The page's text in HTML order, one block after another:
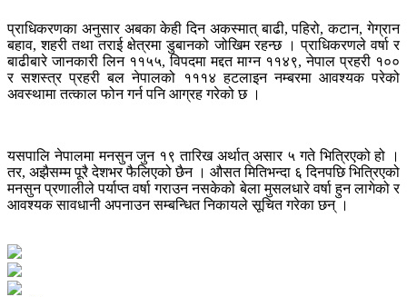
प्राधिकरणका अनुसार अबका केही दिन अकस्मात् बाढी, पहिरो, कटान, गेग्रान
बहाव, शहरी तथा तराई क्षेत्रमा डुबानको जोखिम रहन्छ । प्राधिकरणले वर्षा र
बाढीबारे जानकारी लिन ११५५, विपदमा मद्दत माग्न ११४९, नेपाल प्रहरी १००
र सशस्त्र प्रहरी बल नेपालको १११४ हटलाइन नम्बरमा आवश्यक परेको
अवस्थामा तत्काल फोन गर्न पनि आग्रह गरेको छ ।
यसपालि नेपालमा मनसुन जुन १९ तारिख अर्थात् असार ५ गते भित्रिएको हो ।
तर, अझैसम्म पूरै देशभर फैलिएको छैन । औसत मितिभन्दा ६ दिनपछि भित्रिएको
मनसुन प्रणालीले पर्याप्त वर्षा गराउन नसकेको बेला मुसलधारे वर्षा हुन लागेको र
आवश्यक सावधानी अपनाउन सम्बन्धित निकायले सूचित गरेका छन् ।